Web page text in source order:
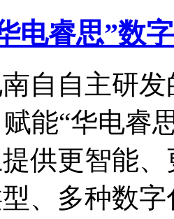
电睿思”数
自自主研
赋能“华电
供更智能
、多种数